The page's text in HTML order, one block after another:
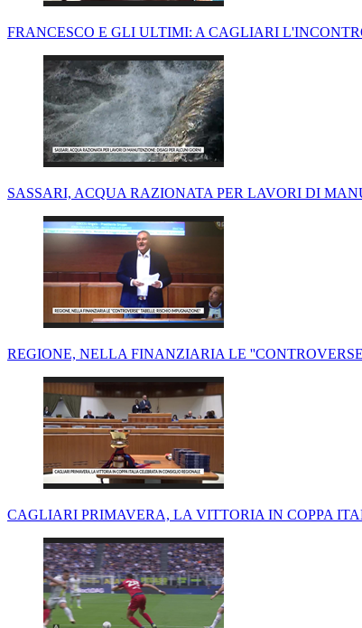
FRANCESCO E GLI ULTIMI: A CAGLIARI
SASSARI, ACQUA RAZIONATA PER LAVORI DI
REGIONE, NELLA FINANZIARIA LE
CAGLIARI PRIMAVERA, LA VITTORIA IN COPPA